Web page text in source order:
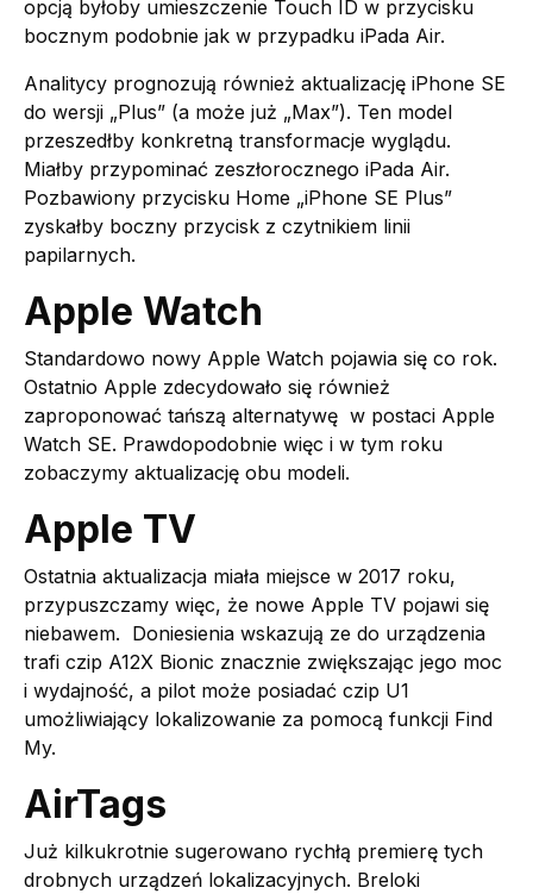
opcją byłoby umieszczenie Touch ID w przycisku
bocznym podobnie jak w przypadku iPada Air.
Analitycy prognozują również aktualizację iPhone SE
do wersji „Plus” (a może już „Max”). Ten model
przeszedłby konkretną transformacje wyglądu.
Miałby przypominać zeszłorocznego iPada Air.
Pozbawiony przycisku Home „iPhone SE Plus”
zyskałby boczny przycisk z czytnikiem linii
papilarnych.
Apple Watch
Standardowo nowy Apple Watch pojawia się co rok.
Ostatnio Apple zdecydowało się również
zaproponować tańszą alternatywę w postaci Apple
Watch SE. Prawdopodobnie więc i w tym roku
zobaczymy aktualizację obu modeli.
Apple TV
Ostatnia aktualizacja miała miejsce w 2017 roku,
przypuszczamy więc, że nowe Apple TV pojawi się
niebawem. Doniesienia wskazują ze do urządzenia
trafi czip A12X Bionic znacznie zwiększając jego moc
i wydajność, a pilot może posiadać czip U1
umożliwiający lokalizowanie za pomocą funkcji Find
My.
AirTags
Już kilkukrotnie sugerowano rychłą premierę tych
drobnych urządzeń lokalizacyjnych. Breloki